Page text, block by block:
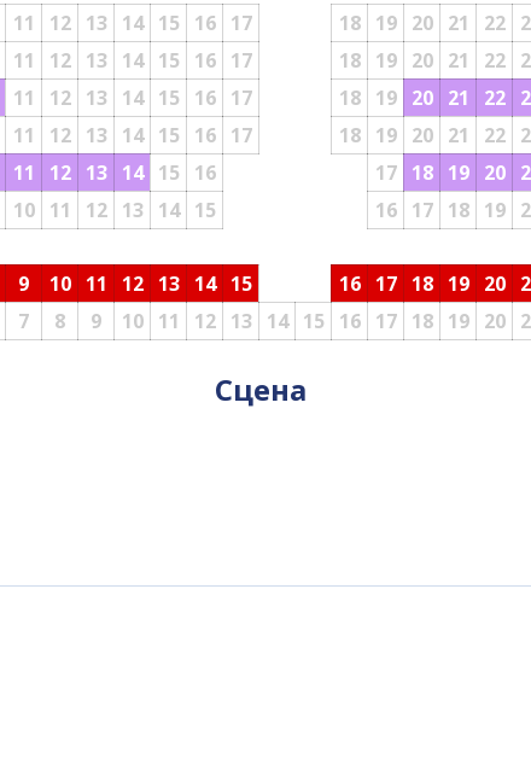
11 12 13 14 15 16 17 18 19 20 21 22
11 12 13 14 15 16 17 18 19 20 21 22
11 12 13 14 15 16 17 18 19 20 21 22
11 12 13 14 15 16 17 18 19 20 21 22
11 12 13 14 15 16 17 18 19 20
10 11 12 13 14 15 16 17 18 19
9 10 11 12 13 14 15 16 17 18 19 20
7 8 9 10 11 12 13 14 15 16 17 18 19 20
Сцена